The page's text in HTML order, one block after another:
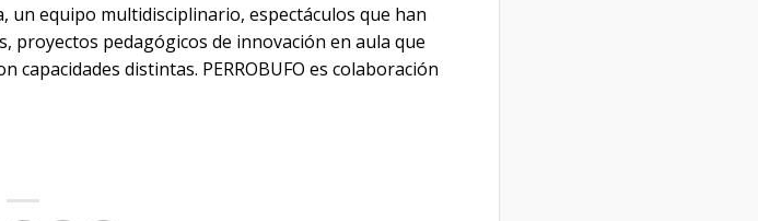
un equipo multidisciplinario, espectáculos que han
proyectos pedagógicos de innovación en aula que
distintas. PERROBUFO es colaboración